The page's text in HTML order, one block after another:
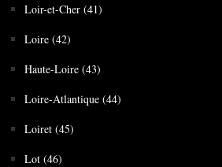
Loir-et-Cher (41)
Loire (42)
Haute-Loire (43)
Loire-Atlantique (44)
Loiret (45)
Lot (46)